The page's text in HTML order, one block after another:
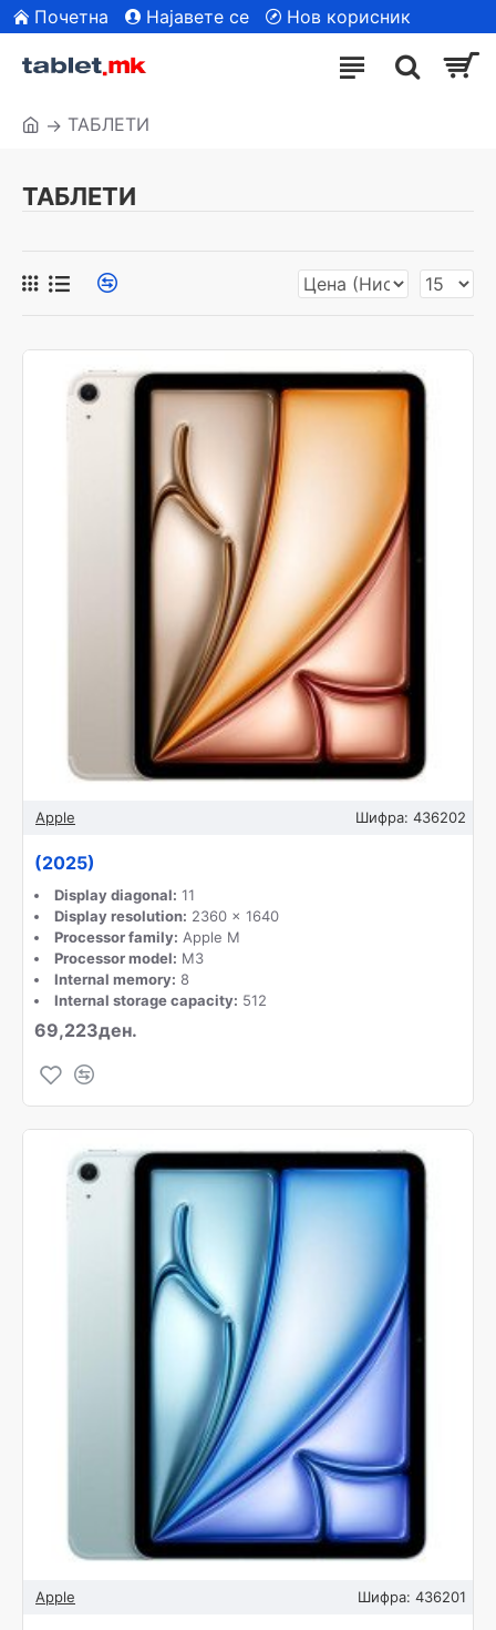
Почетна Најавете се
Нов корисник
ТАБЛЕТИ
ТАБЛЕТИ
Apple Шифра: 436202
(2025)
Display diagonal: 11
Display resolution: 2360 x 1640
Processor family: Apple M
Processor model: M3
Internal memory: 8
Internal storage capacity: 512
69,223ден.
Apple Шифра: 436201